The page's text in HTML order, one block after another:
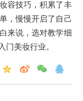
容技巧，积累了丰
，慢慢开启了自己
来说，选对教学细
门美妆行业。